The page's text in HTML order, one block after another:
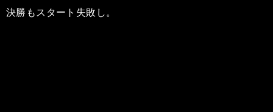
決勝もスタート失敗し。